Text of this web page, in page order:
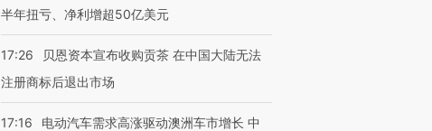
半年扭亏、净利增超50亿美元
17:26
贝恩资本宣布收购贡茶 在中国大陆无法
注册商标后退出市场
17:16
电动汽车需求高涨驱动澳洲车市增长 中